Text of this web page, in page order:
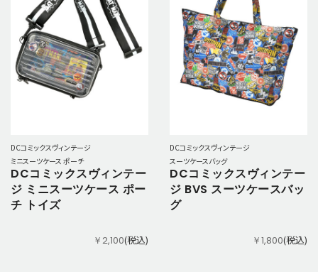
DCコミックスヴィンテージ
ミニスーツケース ポーチ
DCコミックスヴィンテー
ジ ミニスーツケース ポー
チ トイズ
￥2,100(税込)
DCコミックスヴィンテージ
スーツケースバッグ
DCコミックスヴィンテー
ジ BVS スーツケースバッ
グ
￥1,800(税込)